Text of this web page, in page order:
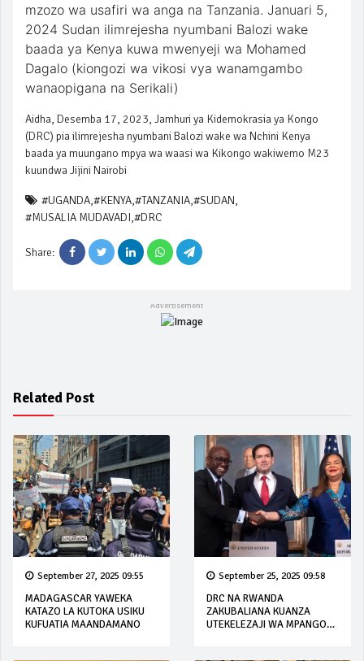
mzozo wa usafiri wa anga na Tanzania. Januari 5,
2024 Sudan ilimrejesha nyumbani Balozi wake
baada ya Kenya kuwa mwenyeji wa Mohamed
Dagalo (kiongozi wa vikosi vya wanamgambo
wanaopigana na Serikali)
Aidha, Desemba 17, 2023, Jamhuri ya Kidemokrasia ya Kongo
(DRC) pia ilimrejesha nyumbani Balozi wake wa Nchini Kenya
baada ya muungano mpya wa waasi wa Kikongo wakiwemo M23
kuundwa Jijini Nairobi
#UGANDA,#KENYA,#TANZANIA,#SUDAN,
#MUSALIA MUDAVADI,#DRC
Share:
Related Post
September 27, 2025 09:55
MADAGASCAR YAWEKA
KATAZO LA KUTOKA USIKU
KUFUATIA MAANDAMANO
September 25, 2025 09:58
DRC NA RWANDA
ZAKUBALIANA KUANZA
UTEKELEZAJI WA MPANGO